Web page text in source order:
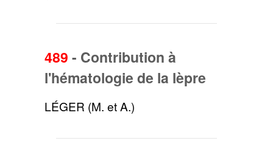
489 - Contribution à
l'hématologie de la lèpre
LÉGER (M. et A.)